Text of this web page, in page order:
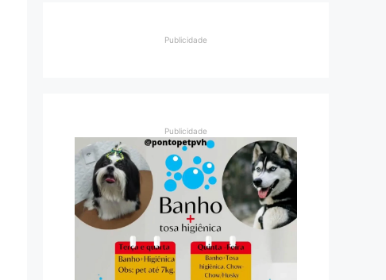
Publicidade
Publicidade